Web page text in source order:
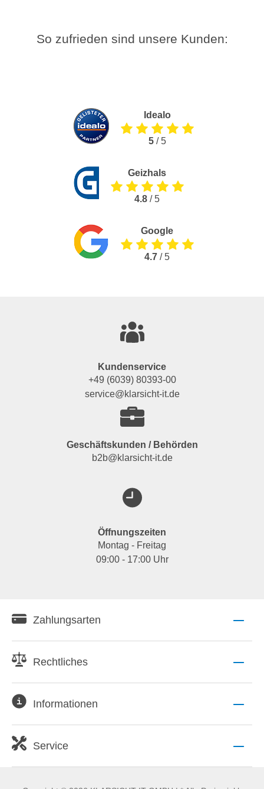
So zufrieden sind unsere Kunden:
Idealo
5/ 5
Geizhals
4.8 / 5
Google
4.7 / 5
Kundenservice
+49 (6039) 80393-00
service@klarsicht-it.de
Geschäftskunden / Behörden
b2b@klarsicht-it.de
Öffnungszeiten
Montag - Freitag
09:00 - 17:00 Uhr
Zahlungsarten
Rechtliches
Informationen
Service